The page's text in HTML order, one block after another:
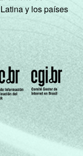
y los países